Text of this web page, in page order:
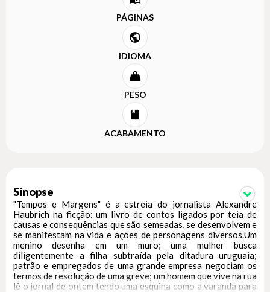
PÁGINAS
IDIOMA
PESO
ACABAMENTO
Sinopse
"Tempos e Margens" é a estreia do jornalista Alexandre
Haubrich na ficção: um livro de contos ligados por teia de
causas e consequências que são semeadas, se desenvolvem e
se manifestam na vida e ações de personagens diversos.Um
menino desenha em um muro; uma mulher busca
diligentemente a filha subtraída pela ditadura uruguaia;
patrão e empregados de uma grande empresa negociam os
termos de resolução de uma greve; um homem que vive na rua
lê o jornal de ontem tendo uma esquina como a varanda para